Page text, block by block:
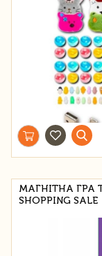
МАГНІТНА ГРА
SHOPPING SALE